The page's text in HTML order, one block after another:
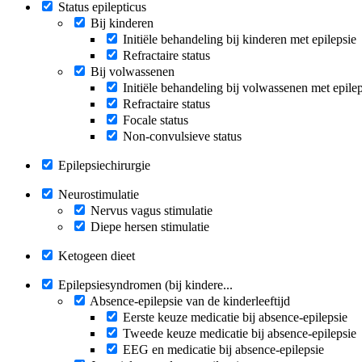
Status epilepticus
Bij kinderen
Initiële behandeling bij kinderen met epilepsie
Refractaire status
Bij volwassenen
Initiële behandeling bij volwassenen met
Refractaire status
Focale status
Non-convulsieve status
Epilepsiechirurgie
Neurostimulatie
Nervus vagus stimulatie
Diepe hersen stimulatie
Ketogeen dieet
Epilepsiesyndromen (bij kindere...
Absence-epilepsie van de kinderleeftijd
Eerste keuze medicatie bij absence-epilepsie
Tweede keuze medicatie bij absence-epilepsie
EEG en medicatie bij absence-epilepsie